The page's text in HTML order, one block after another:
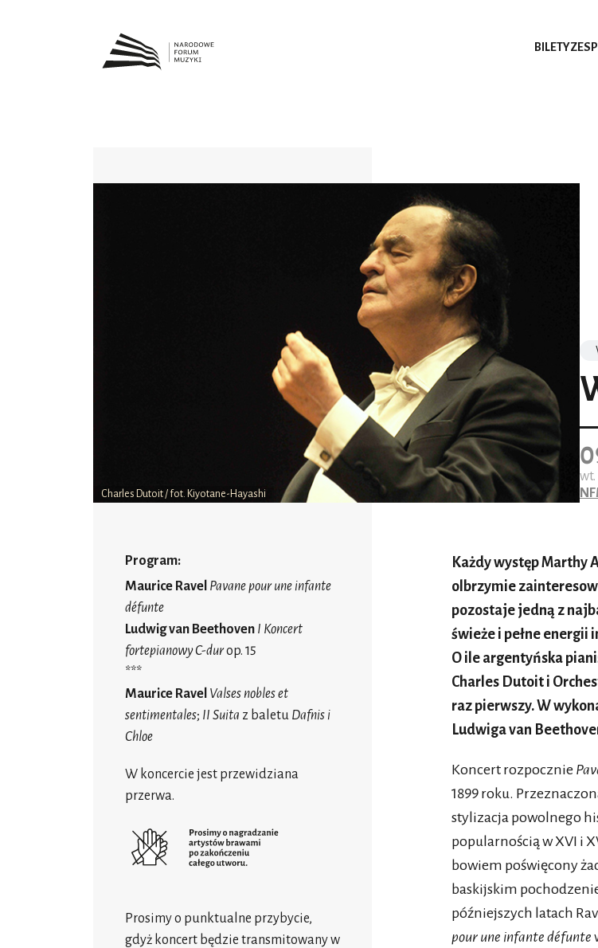
BILETY
Charles Dutoit / fot. Kiyotane-Hayashi
wt.
Program:
Maurice Ravel Pavane pour une infante
défunte
Ludwig van Beethoven I Koncert
fortepianowy C-durop. 15
***
Maurice Ravel Valses nobles et
sentimentales; II Suita z baletu Dafnis i
Chloe
W koncercie jest przewidziana
przerwa.
Prosimy o punktualne przybycie,
gdyż koncert będzie transmitowany w
Każdy występ Marthy
olbrzymie
pozostaje jedną z
świeże i pełne
O ile argentyńska
Charles Dutoit i
raz pierwszy. W
Ludwiga van
Koncert rozpocznie
1899 roku.
stylizacja powolnego
popularnością w XVI i
bowiem poświęcony
baskijskim
późniejszych latach
pour une infante défunte